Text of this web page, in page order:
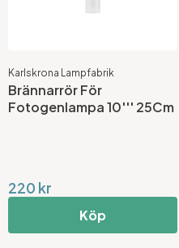
Karlskrona Lampfabrik
Brännarrör För
Fotogenlampa 10''' 25Cm
220 kr
Köp